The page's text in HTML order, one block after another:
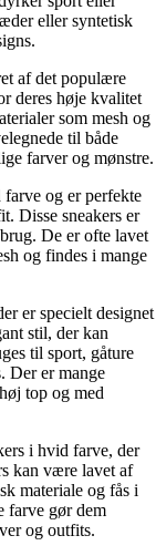
eller syntetisk
af det populære
deres høje kvalitet
som mesh og
til både
farver og mønstre.
farve og er perfekte
Disse sneakers er
De er ofte lavet
og findes i mange
er specielt designet
stil, der kan
til sport, gåture
Der er mange
top og med
i hvid farve, der
kan være lavet af
materiale og fås i
farve gør dem
og outfits.